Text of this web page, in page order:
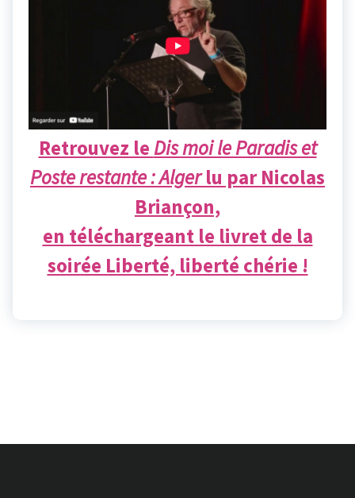
Retrouvez leDis moi le Paradis et
Poste restante : Algerlu par Nicolas
Briançon,
en téléchargeant le livret de la
soirée Liberté, liberté chérie !